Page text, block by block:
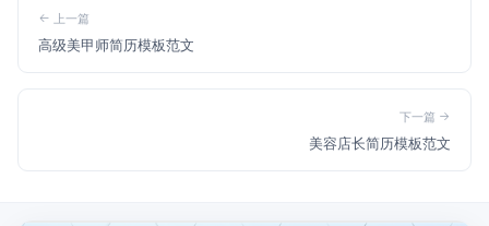
上一篇
高级美甲师简历模板范文
下一篇
美容店长简历模板范文